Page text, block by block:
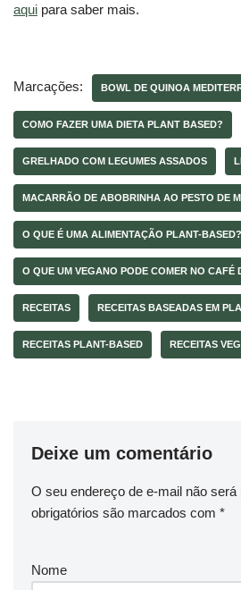
aqui para saber mais.
Marcações: BOWL DE QUINOA
COMO FAZER UMA DIETA PLANT BASED?
GRELHADO COM LEGUMES ASSADOS
MACARRÃO DE ABOBRINHA AO PESTO DE
O QUE É UMA ALIMENTAÇÃO PLANT-BASED?
O QUE UM VEGANO PODE COMER NO CAFÉ
RECEITAS RECEITAS BASEADAS EM
RECEITAS PLANT-BASED RECEITAS
Deixe um comentário
O seu endereço de e-mail não será
obrigatórios são marcados com *
Nome